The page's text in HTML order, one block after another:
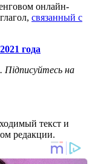
онлайн-
связанный с
года
Підписуйтесь на
текст и
редакции.